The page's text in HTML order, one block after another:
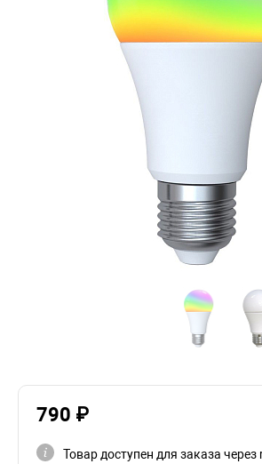
790 ₽
Товар доступен для заказа через